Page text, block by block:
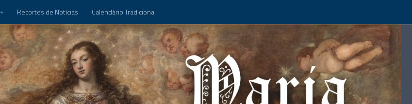
Recortes de Notícias Calendário Tradicional